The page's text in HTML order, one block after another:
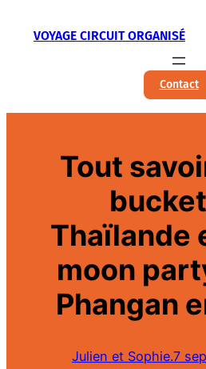
VOYAGE CIRCUIT ORGANISÉ
Contact
Tout
Thaïlande
moon
Phangan
Julien et Sophie.7